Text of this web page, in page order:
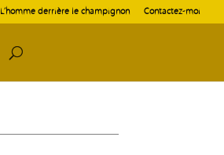
L’homme derrière le champignon Contactez-moi